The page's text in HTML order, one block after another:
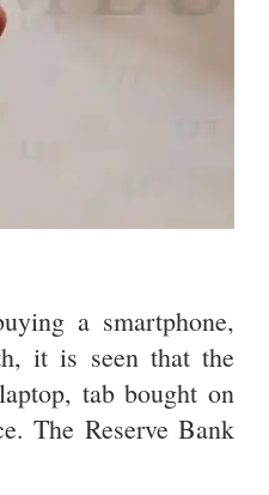
a smartphone,
it is seen that the
tab bought on
The Reserve Bank